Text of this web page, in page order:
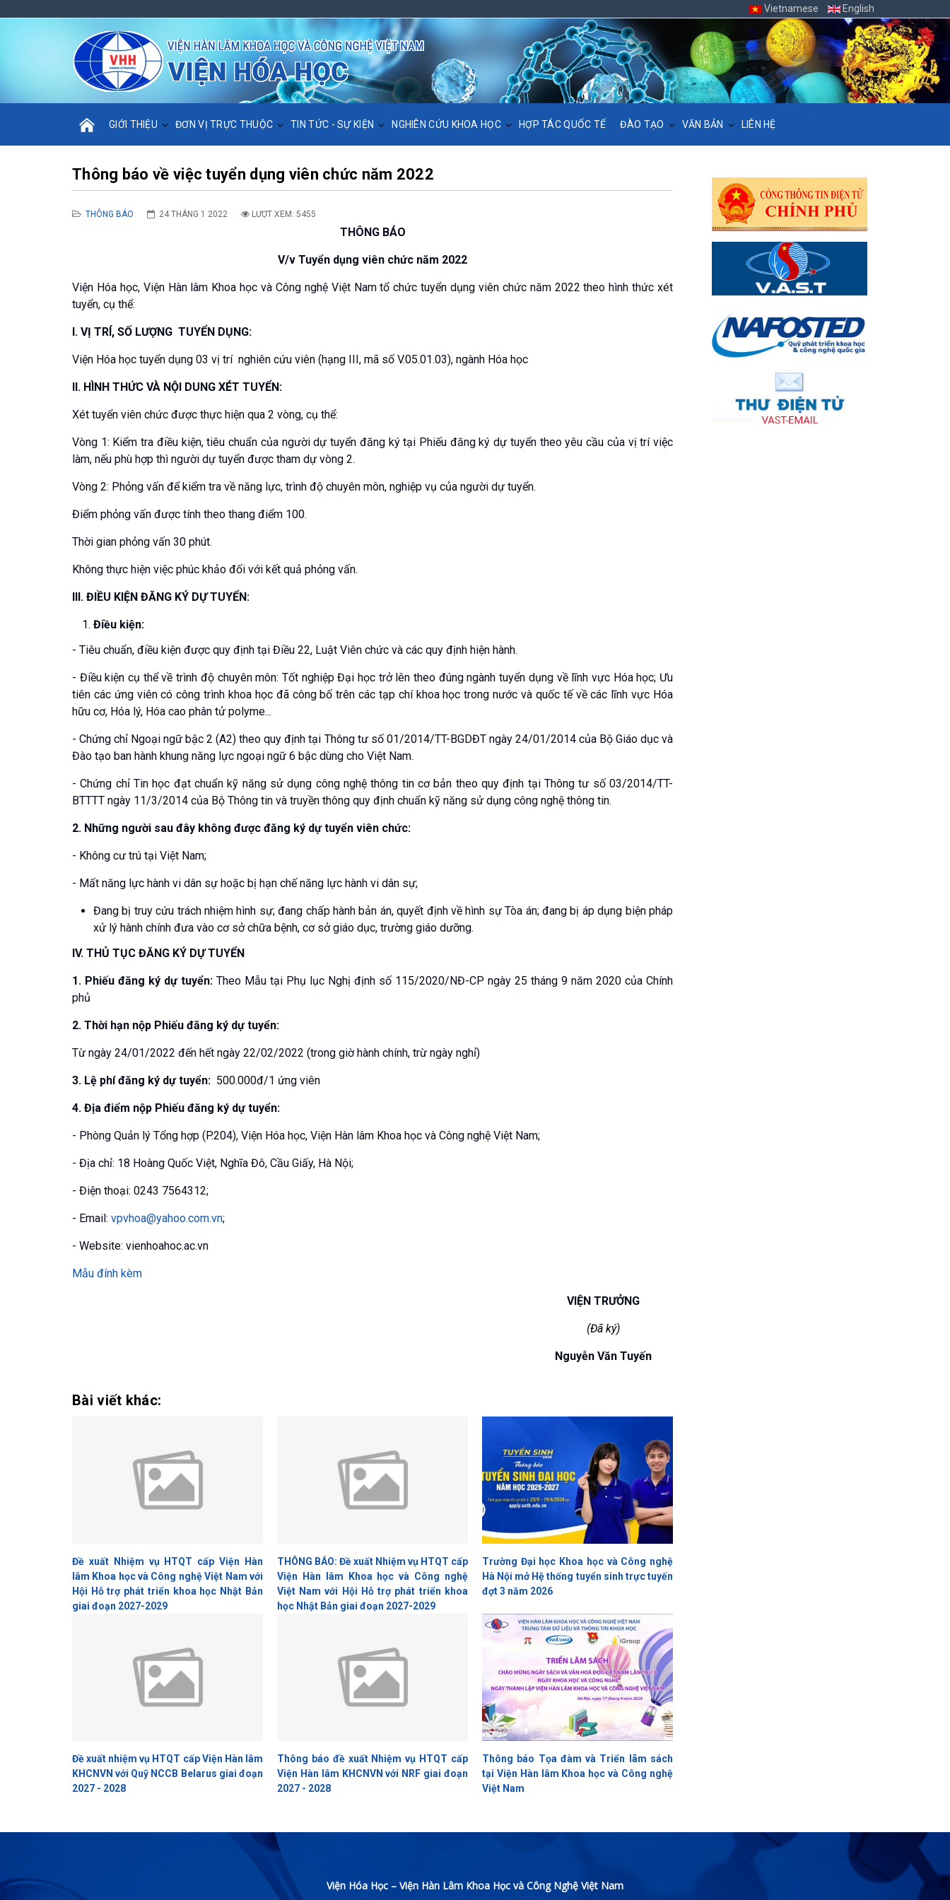
Vietnamese English
GIỚI THIỆU ĐƠN VỊ TRỰC THUỘC TIN TỨC - SỰ KIỆN NGHIÊN CỨU KHOA HỌC HỢP TÁC QUỐC TẾ ĐÀO TẠO VĂN BẢN LIÊN HỆ
Thông báo về việc tuyển dụng viên chức năm 2022
THÔNG BÁO 24 THÁNG 1 2022 LƯỢT XEM: 5455
THÔNG BÁO
V/v Tuyển dụng viên chức năm 2022
Viện Hóa học, Viện Hàn lâm Khoa học và Công nghệ Việt Nam tổ chức tuyển dụng viên chức năm 2022 theo hình thức xét
tuyển, cụ thể:
I. VỊ TRÍ, SỐ LƯỢNG TUYỂN DỤNG:
Viện Hóa học tuyển dụng 03 vị trí nghiên cứu viên (hạng III, mã số V.05.01.03), ngành Hóa học
II. HÌNH THỨC VÀ NỘI DUNG XÉT TUYỂN:
Xét tuyển viên chức được thực hiện qua 2 vòng, cụ thể:
Vòng 1: Kiểm tra điều kiện, tiêu chuẩn của người dự tuyển đăng ký tại Phiếu đăng ký dự tuyển theo yêu cầu của vị trí việc
làm, nếu phù hợp thì người dự tuyển được tham dự vòng 2.
Vòng 2: Phỏng vấn để kiểm tra về năng lực, trình độ chuyên môn, nghiệp vụ của người dự tuyển.
Điểm phỏng vấn được tính theo thang điểm 100.
Thời gian phỏng vấn 30 phút.
Không thực hiện việc phúc khảo đối với kết quả phỏng vấn.
III. ĐIỀU KIỆN ĐĂNG KÝ DỰ TUYỂN:
Điều kiện:
- Tiêu chuẩn, điều kiện được quy định tại Điều 22, Luật Viên chức và các quy định hiện hành.
- Điều kiện cụ thể về trình độ chuyên môn: Tốt nghiệp Đại học trở lên theo đúng ngành tuyển dụng về lĩnh vực Hóa học; Ưu
tiên các ứng viên có công trình khoa học đã công bố trên các tạp chí khoa học trong nước và quốc tế về các lĩnh vực Hóa
hữu cơ, Hóa lý, Hóa cao phân tử polyme...
- Chứng chỉ Ngoại ngữ bậc 2 (A2) theo quy định tại Thông tư số 01/2014/TT-BGDĐT ngày 24/01/2014 của Bộ Giáo dục và
Đào tạo ban hành khung năng lực ngoại ngữ 6 bậc dùng cho Việt Nam.
- Chứng chỉ Tin học đạt chuẩn kỹ năng sử dụng công nghệ thông tin cơ bản theo quy định tại Thông tư số 03/2014/TT-
BTTTT ngày 11/3/2014 của Bộ Thông tin và truyền thông quy định chuẩn kỹ năng sử dụng công nghệ thông tin.
2. Những người sau đây không được đăng ký dự tuyển viên chức:
- Không cư trú tại Việt Nam;
- Mất năng lực hành vi dân sự hoặc bị hạn chế năng lực hành vi dân sự;
Đang bị truy cứu trách nhiệm hình sự; đang chấp hành bản án, quyết định về hình sự Tòa án; đang bị áp dụng biện pháp
xử lý hành chính đưa vào cơ sở chữa bệnh, cơ sở giáo dục, trường giáo dưỡng.
IV. THỦ TỤC ĐĂNG KÝ DỰ TUYỂN
1. Phiếu đăng ký dự tuyển: Theo Mẫu tại Phụ lục Nghị định số 115/2020/NĐ-CP ngày 25 tháng 9 năm 2020 của Chính
phủ
2. Thời hạn nộp Phiếu đăng ký dự tuyển:
Từ ngày 24/01/2022 đến hết ngày 22/02/2022 (trong giờ hành chính, trừ ngày nghỉ)
3. Lệ phí đăng ký dự tuyển: 500.000đ/1 ứng viên
4. Địa điểm nộp Phiếu đăng ký dự tuyển:
- Phòng Quản lý Tổng hợp (P.204), Viện Hóa học, Viện Hàn lâm Khoa học và Công nghệ Việt Nam;
- Địa chỉ: 18 Hoàng Quốc Việt, Nghĩa Đô, Cầu Giấy, Hà Nội;
- Điện thoại: 0243 7564312;
- Email: vpvhoa@yahoo.com.vn;
- Website: vienhoahoc.ac.vn
Mẫu đính kèm
VIỆN TRƯỞNG
(Đã ký)
Nguyễn Văn Tuyến
Bài viết khác:
Đề xuất Nhiệm vụ HTQT cấp Viện Hàn
lâm Khoa học và Công nghệ Việt Nam với
Hội Hỗ trợ phát triển khoa học Nhật Bản
giai đoạn 2027-2029
THÔNG BÁO: Đề xuất Nhiệm vụ HTQT cấp
Viện Hàn lâm Khoa học và Công nghệ
Việt Nam với Hội Hỗ trợ phát triển khoa
học Nhật Bản giai đoạn 2027-2029
Trường Đại học Khoa học và Công nghệ
Hà Nội mở Hệ thống tuyển sinh trực tuyến
đợt 3 năm 2026
Đề xuất nhiệm vụ HTQT cấp Viện Hàn lâm
KHCNVN với Quỹ NCCB Belarus giai đoạn
2027 - 2028
Thông báo đề xuất Nhiệm vụ HTQT cấp
Viện Hàn lâm KHCNVN với NRF giai đoạn
2027 - 2028
Thông báo Tọa đàm và Triển lãm sách
tại Viện Hàn lâm Khoa học và Công nghệ
Việt Nam
Viện Hóa Học – Viện Hàn Lâm Khoa Học và Công Nghệ Việt Nam